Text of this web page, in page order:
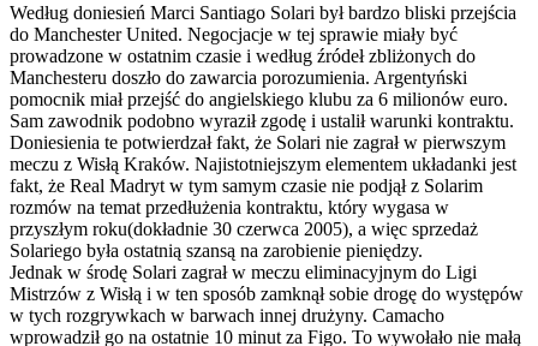
Według doniesień Marci Santiago Solari był bardzo bliski przejścia
do Manchester United. Negocjacje w tej sprawie miały być
prowadzone w ostatnim czasie i według źródeł zbliżonych do
Manchesteru doszło do zawarcia porozumienia. Argentyński
pomocnik miał przejść do angielskiego klubu za 6 milionów euro.
Sam zawodnik podobno wyraził zgodę i ustalił warunki kontraktu.
Doniesienia te potwierdzał fakt, że Solari nie zagrał w pierwszym
meczu z Wisłą Kraków. Najistotniejszym elementem układanki jest
fakt, że Real Madryt w tym samym czasie nie podjął z Solarim
rozmów na temat przedłużenia kontraktu, który wygasa w
przyszłym roku(dokładnie 30 czerwca 2005), a więc sprzedaż
Solariego była ostatnią szansą na zarobienie pieniędzy.
Jednak w środę Solari zagrał w meczu eliminacyjnym do Ligi
Mistrzów z Wisłą i w ten sposób zamknął sobie drogę do występów
w tych rozgrywkach w barwach innej drużyny. Camacho
wprowadził go na ostatnie 10 minut za Figo. To wywołało nie małą